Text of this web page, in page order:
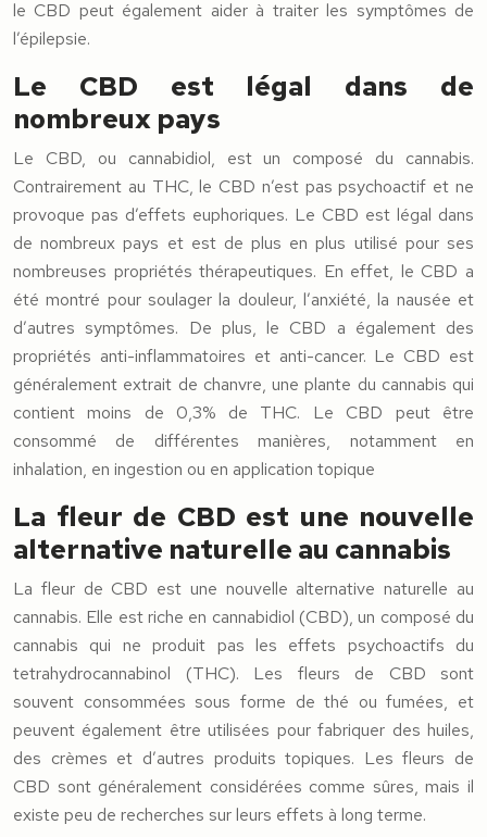
le CBD peut également aider à traiter les symptômes de
l’épilepsie.
Le CBD est légal dans de
nombreux pays
Le CBD, ou cannabidiol, est un composé du cannabis.
Contrairement au THC, le CBD n’est pas psychoactif et ne
provoque pas d’effets euphoriques. Le CBD est légal dans
de nombreux pays et est de plus en plus utilisé pour ses
nombreuses propriétés thérapeutiques. En effet, le CBD a
été montré pour soulager la douleur, l’anxiété, la nausée et
d’autres symptômes. De plus, le CBD a également des
propriétés anti-inflammatoires et anti-cancer. Le CBD est
généralement extrait de chanvre, une plante du cannabis qui
contient moins de 0,3% de THC. Le CBD peut être
consommé de différentes manières, notamment en
inhalation, en ingestion ou en application topique
La fleur de CBD est une nouvelle
alternative naturelle au cannabis
La fleur de CBD est une nouvelle alternative naturelle au
cannabis. Elle est riche en cannabidiol (CBD), un composé du
cannabis qui ne produit pas les effets psychoactifs du
tetrahydrocannabinol (THC). Les fleurs de CBD sont
souvent consommées sous forme de thé ou fumées, et
peuvent également être utilisées pour fabriquer des huiles,
des crèmes et d’autres produits topiques. Les fleurs de
CBD sont généralement considérées comme sûres, mais il
existe peu de recherches sur leurs effets à long terme.